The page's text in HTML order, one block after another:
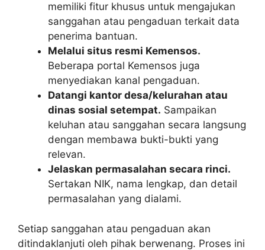
memiliki fitur khusus untuk mengajukan
sanggahan atau pengaduan terkait data
penerima bantuan.
Melalui situs resmi Kemensos.
Beberapa portal Kemensos juga
menyediakan kanal pengaduan.
Datangi kantor desa/kelurahan atau
dinas sosial setempat. Sampaikan
keluhan atau sanggahan secara langsung
dengan membawa bukti-bukti yang
relevan.
Jelaskan permasalahan secara rinci.
Sertakan NIK, nama lengkap, dan detail
permasalahan yang dialami.
Setiap sanggahan atau pengaduan akan
ditindaklanjuti oleh pihak berwenang. Proses ini